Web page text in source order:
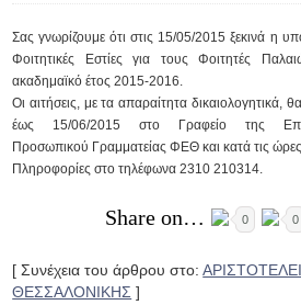
Σας γνωρίζουμε ότι στις 15/05/2015 ξεκινά η
Φοιτητικές Εστίες για τους Φοιτητές
ακαδημαϊκό έτος 2015-2016.
Οι αιτήσεις, με τα απαραίτητα δικαιολογητικά,
έως 15/06/2015 στο Γραφείο της
Προσωπικού Γραμματείας ΦΕΘ και κατά τις
Πληροφορίες στο τηλέφωνα 2310 210314.
Share on… 0 0
[ Συνέχεια του άρθρου στο:
ΘΕΣΣΑΛΟΝΙΚΗΣ ]